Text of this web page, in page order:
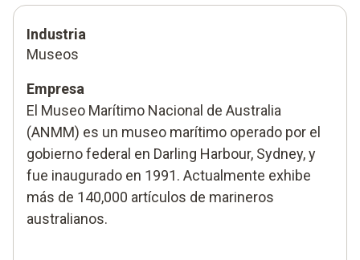
Industria
Museos
Empresa
El Museo Marítimo Nacional de Australia
(ANMM) es un museo marítimo operado por el
gobierno federal en Darling Harbour, Sydney, y
fue inaugurado en 1991. Actualmente exhibe
más de 140,000 artículos de marineros
australianos.